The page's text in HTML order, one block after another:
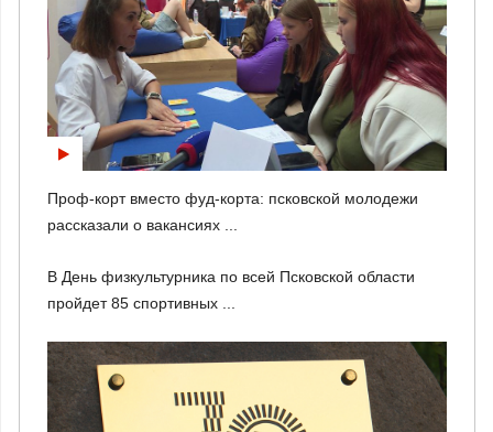
Проф-корт вместо фуд-корта: псковской молодежи
рассказали о вакансиях ...
В День физкультурника по всей Псковской области
пройдет 85 спортивных ...